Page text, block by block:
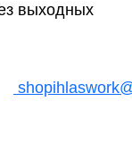
выходных